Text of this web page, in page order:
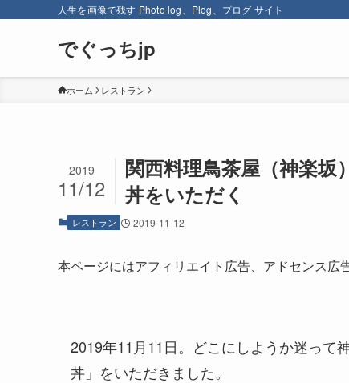
人生を画像で残す Photo log、Plog、プログ サイト
でぐっちjp
ホーム レストラン
関西料理鳥茶屋（神楽
丼をいただく
2019
11/12
レストラン 2019-11-12
本ページにはアフィリエイト広告、アドセンス広
2019年11月11日。どこにしようか迷って
丼」をいただきました。